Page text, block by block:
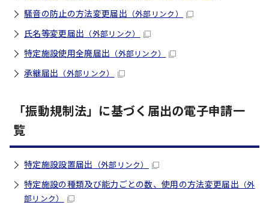
騒音の防止の方法変更届出 （外部リンク）
氏名等変更届出 （外部リンク）
特定施設使用全廃届出 （外部リンク）
承継届出 （外部リンク）
「振動規制法」に基づく届出の電子申請一
覧
特定施設設置届出 （外部リンク）
特定施設の種類及び能力ごとの数、使用の方法変更届出 （外
部リンク）